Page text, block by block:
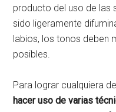
producto del uso de las
sido ligeramente
labios, los tonos deben
posibles.
Para lograr cualquiera
hacer uso de varias